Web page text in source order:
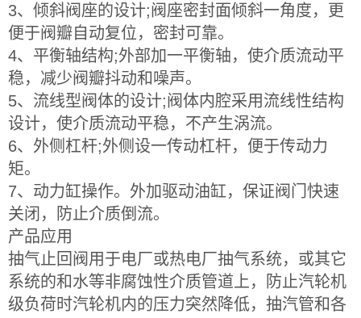
3、倾斜阀座的设计;阀座密封面倾斜一角度，更
便于阀瓣自动复位，密封可靠。
4、平衡轴结构;外部加一平衡轴，使介质流动平
稳，减少阀瓣抖动和噪声。
5、流线型阀体的设计;阀体内腔采用流线性结构
设计，使介质流动平稳，不产生涡流。
6、外侧杠杆;外侧设一传动杠杆，便于传动力
矩。
7、动力缸操作。外加驱动油缸，保证阀门快速
关闭，防止介质倒流。
产品应用
抽气止回阀用于电厂或热电厂抽气系统，或其它
系统的和水等非腐蚀性介质管道上，防止汽轮机
级负荷时汽轮机内的压力突然降低，抽汽管和各